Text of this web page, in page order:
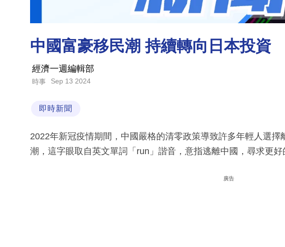
中國富豪移民潮 持續轉向日本投資
經濟一週編輯部
時事 Sep 13 2024
即時新聞
2022年新冠疫情期間，中國嚴格的清零政策導致許多年輕人選
潮，這字眼取自英文單詞「run」諧音，意指逃離中國，尋求更好
廣告